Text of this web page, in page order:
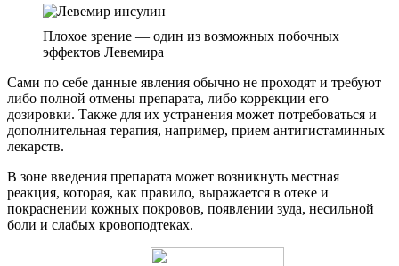
Плохое зрение — один из возможных побочных
эффектов Левемира
Сами по себе данные явления обычно не проходят и требуют
либо полной отмены препарата, либо коррекции его
дозировки. Также для их устранения может потребоваться и
дополнительная терапия, например, прием антигистаминных
лекарств.
В зоне введения препарата может возникнуть местная
реакция, которая, как правило, выражается в отеке и
покраснении кожных покровов, появлении зуда, несильной
боли и слабых кровоподтеках.